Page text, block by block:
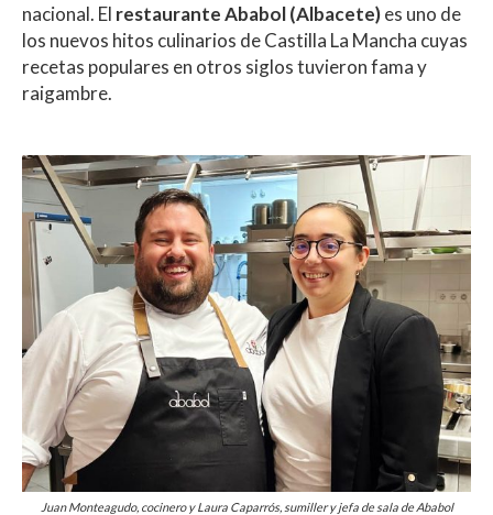
nacional. El restaurante Ababol (Albacete)es uno de
los nuevos hitos culinarios de Castilla La Mancha cuyas
recetas populares en otros siglos tuvieron fama y
raigambre.
Juan Monteagudo, cocinero y Laura Caparrós, sumiller y jefa de sala de Ababol